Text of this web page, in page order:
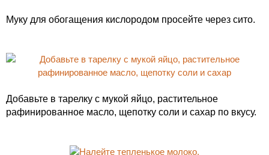
Муку для обогащения кислородом просейте через сито.
Добавьте в тарелку с мукой яйцо, растительное
рафинированное масло, щепотку соли и сахар по вкусу.